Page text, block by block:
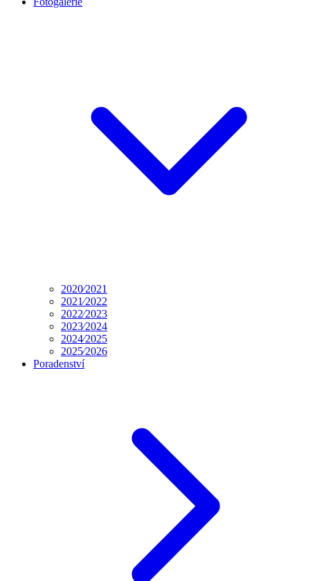
2020⁄2021
2021⁄2022
2022⁄2023
2023⁄2024
2024⁄2025
2025⁄2026
Poradenství